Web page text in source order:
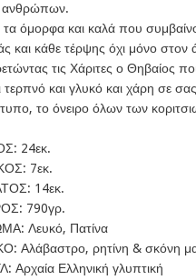
ανθρώπων.
όμορφα και καλά που
και κάθε τέρψης όχι μόνο
τις Χάριτες ο Θηβαίος
τερπνό και γλυκό και χάρη σε
το όνειρο όλων των
24εκ.
7εκ.
14εκ.
790γρ.
Λευκό, Πατίνα
Αλάβαστρο, ρητίνη & σκόνη
Αρχαία Ελληνική γλυπτική